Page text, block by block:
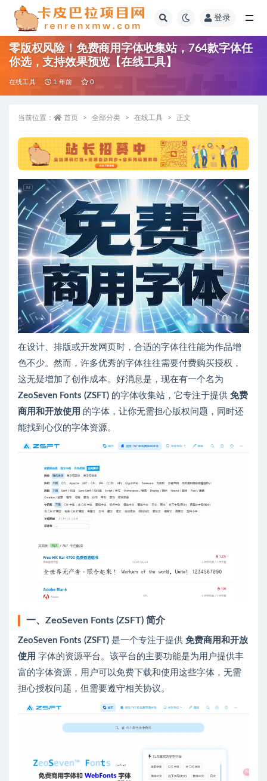
登录
零版权风险！免费商用字体收集站，764款字体任
你选，支持效果预览【在线工具】
在线工具 1 年前 0
当前位置： 首页 全部分类 在线工具 正文
在设计、排版或开发网页时，合适的字体往往能为作品增
色不少。然而，许多优秀的字体往往需要付费购买授权，
这无疑增加了创作成本。好消息是，现在有一个名为
ZeoSeven Fonts (ZSFT) 的字体收集站，它专注于提供 免费
商用和开放使用 的字体，让你无需担心版权问题，同时还
能找到心仪的字体资源。
一、ZeoSeven Fonts (ZSFT) 简介
ZeoSeven Fonts (ZSFT) 是一个专注于提供 免费商用和开放
使用 字体的资源平台。该平台的主要功能是为用户提供丰
富的字体资源，用户可以免费下载和使用这些字体，无需
担心授权问题，但需要遵守相关协议。
全部